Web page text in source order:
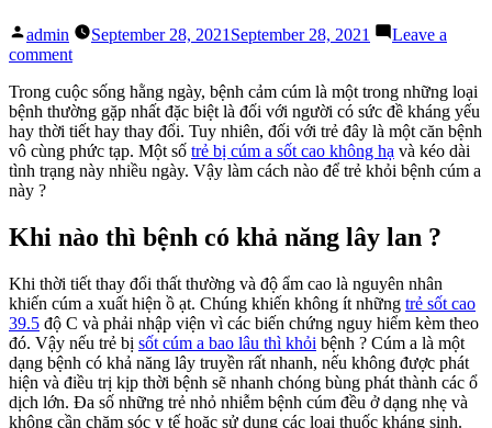
Posted
by
admin September 28, 2021 September 28, 2021
Leave a
commenton
Bị
Cúm
A
Sốt
Cao
Thì
Cần
Và
Điều
Trị
Như
Thế
Nào
?
Trong cuộc sống hằng ngày, bệnh cảm cúm là một trong những loại
bệnh thường gặp nhất đặc biệt là đối với người có sức đề kháng yếu
hay thời tiết hay thay đổi. Tuy nhiên, đối với trẻ đây là một căn bệnh
vô cùng phức tạp. Một số trẻ bị cúm a sốt cao không hạ và kéo dài
tình trạng này nhiều ngày. Vậy làm cách nào để trẻ khỏi bệnh cúm a
này ?
Khi nào thì bệnh có khả năng lây lan ?
Khi thời tiết thay đổi thất thường và độ ẩm cao là nguyên nhân
khiến cúm a xuất hiện ồ ạt. Chúng khiến không ít những trẻ sốt cao
39.5 độ C và phải nhập viện vì các biến chứng nguy hiểm kèm theo
đó. Vậy nếu trẻ bị sốt cúm a bao lâu thì khỏi bệnh ? Cúm a là một
dạng bệnh có khả năng lây truyền rất nhanh, nếu không được phát
hiện và điều trị kịp thời bệnh sẽ nhanh chóng bùng phát thành các ổ
dịch lớn. Đa số những trẻ nhỏ nhiễm bệnh cúm đều ở dạng nhẹ và
không cần chăm sóc y tế hoặc sử dụng các loại thuốc kháng sinh.